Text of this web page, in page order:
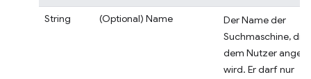
String (Optional) Name
Der Name der
Suchmaschine, die
dem Nutzer
wird. Er darf nur